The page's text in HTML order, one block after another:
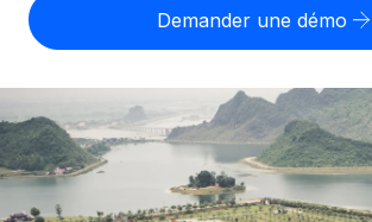
Gestion des freelances
Intégrez et gérez vos freelances
Explorateur des États-Unis (par
Simplifiez l’embauche à travers les
Comparer Remote
Examinez notre service par rapport aux
Évaluez le risque de requalification de
Calculez le coût total des employés
pays
Calculateur de paiement des
Découvrez les devises disponibles et
Nederlands
Français
Connexion
Demander une démo